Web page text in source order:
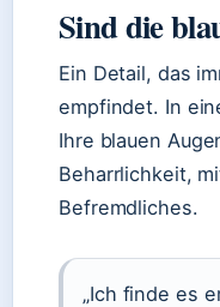
Sind die
Ein Detail, das
empfindet. In
Ihre blauen
Beharrlichkeit,
Befremdliches.
„Ich finde es